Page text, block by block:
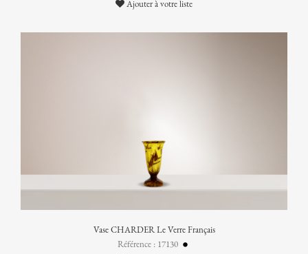
Ajouter à votre liste
Vase CHARDER Le Verre Français
Référence : 17130